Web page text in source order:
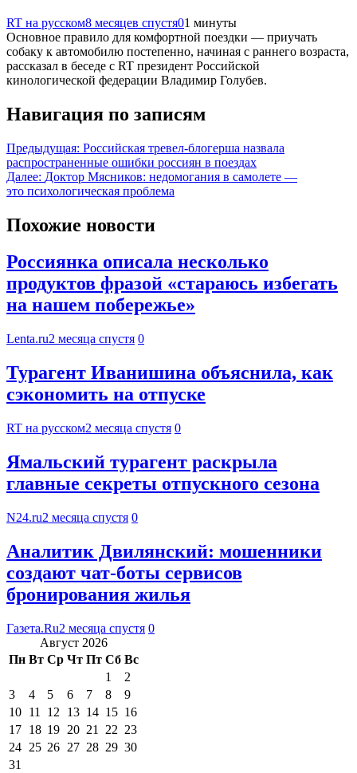
RT на русском8 месяцев спустя01 минуты
Основное правило для комфортной поездки — приучать
собаку к автомобилю постепенно, начиная с раннего возраста,
рассказал в беседе с RT президент Российской
кинологической федерации Владимир Голубев.
Навигация по записям
Предыдущая: Российская тревел-блогерша назвала
распространенные ошибки россиян в поездах
Далее: Доктор Мясников: недомогания в самолете —
это психологическая проблема
Похожие новости
Россиянка описала несколько
продуктов фразой «стараюсь избегать
на нашем побережье»
Lenta.ru2 месяца спустя 0
Турагент Иванишина объяснила, как
сэкономить на отпуске
RT на русском2 месяца спустя 0
Ямальский турагент раскрыла
главные секреты отпускного сезона
N24.ru2 месяца спустя 0
Аналитик Двилянский: мошенники
создают чат-боты сервисов
бронирования жилья
Газета.Ru2 месяца спустя 0
Август 2026
Пн Вт Ср Чт Пт Сб Вс
1
2
3
4 5 6 7 8
9
10 11 12 13 14 15 16
17 18 19 20 21 22 23
24 25 26 27 28 29 30
31